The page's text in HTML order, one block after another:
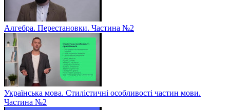
Алгебра. Перестановки. Частина №2
Українська мова. Стилістичні особливості частин мови.
Частина №2